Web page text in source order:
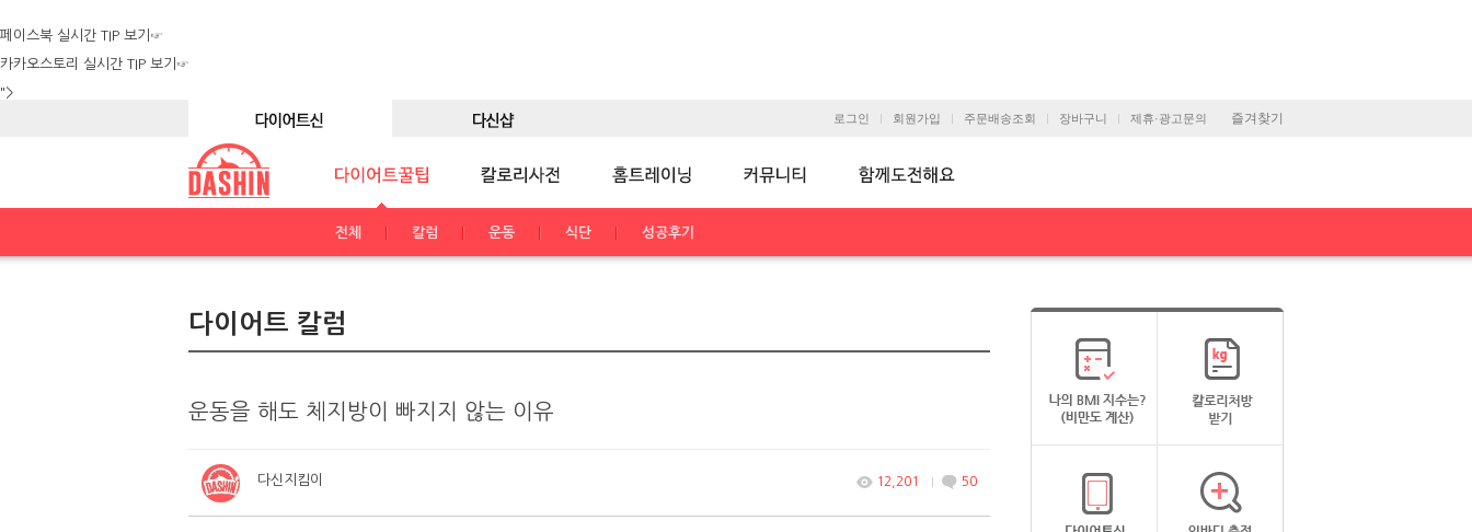
페이스북 실시간 TIP 보기☞
카카오스토리 실시간 TIP 보기☞
">
즐겨찾기
로그인 회원가입 주문배송조회 장바구니 제휴·광고문의
전체 칼럼 운동 식단 성공후기
다이어트 칼럼
운동을 해도 체지방이 빠지지 않는 이유
다신지킴이 12,201 50